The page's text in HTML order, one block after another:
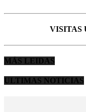
VISITAS
MÁS LEIDAS
ULTIMAS NOTICIAS